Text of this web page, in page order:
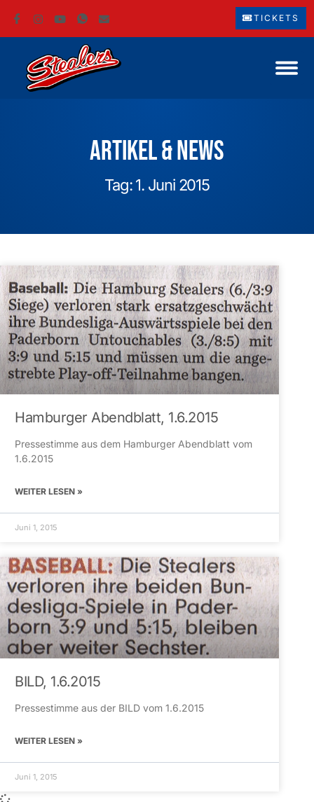
TICKETS
Artikel & News
Tag: 1. Juni 2015
Hamburger Abendblatt, 1.6.2015
Pressestimme aus dem Hamburger Abendblatt vom
1.6.2015
WEITER LESEN »
Juni 1, 2015
BILD, 1.6.2015
Pressestimme aus der BILD vom 1.6.2015
WEITER LESEN »
Juni 1, 2015